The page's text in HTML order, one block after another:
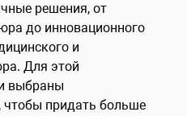
решения, от
до инновационного
и
Для этой
выбраны
чтобы придать больше